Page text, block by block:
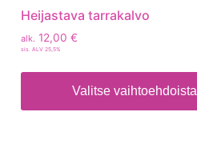
Heijastava tarrakalvo
alk. 12,00 €
sis. ALV 25,5%
Valitse vaihtoehdoista